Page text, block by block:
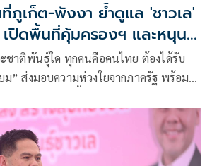
ภูเก็ต-พังงา ย้ำดูแล 'ชาวเล'
เปิดพื้นที่คุ้มครองฯ และหนุน
ชาติพันธุ์ใด ทุกคนคือคนไทย ต้องได้รับ
ม” ส่งมอบความห่วงใยจากภาครัฐ พร้อม
แบบมีส่วนร่วมคือหัวใจของความยั่งยืน
านมั่นคง-พัฒนาอาชีพ